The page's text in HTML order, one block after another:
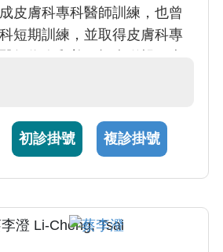
皮膚科專科醫師訓練，也曾
短期訓練，並取得皮膚科專
(濕疹、蕁麻疹、青春痘、藥物
、感染疾患 (帶狀皰疹、疥
皮膚腫瘤、美容醫學等。
初診掛號 複診掛號